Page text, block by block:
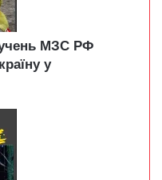
МЗС РФ
у